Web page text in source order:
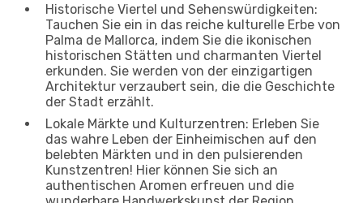
Historische Viertel und Sehenswürdigkeiten:
Tauchen Sie ein in das reiche kulturelle Erbe von
Palma de Mallorca, indem Sie die ikonischen
historischen Stätten und charmanten Viertel
erkunden. Sie werden von der einzigartigen
Architektur verzaubert sein, die die Geschichte
der Stadt erzählt.
Lokale Märkte und Kulturzentren: Erleben Sie
das wahre Leben der Einheimischen auf den
belebten Märkten und in den pulsierenden
Kunstzentren! Hier können Sie sich an
authentischen Aromen erfreuen und die